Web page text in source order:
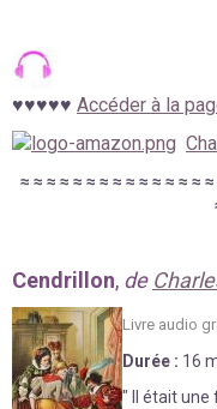
♥♥♥♥♥ Accéder à la
≈ ≈ ≈ ≈ ≈ ≈ ≈ ≈ ≈ ≈ ≈ ≈ ≈ ≈ ≈
Cendrillon, de
Livre aud io
Durée : 16
" Il était une